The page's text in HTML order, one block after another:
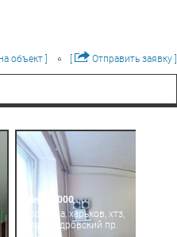
объект ] Отправить заявку ]
Ціна: 6 000
Гостинка, харьков, хтз,
александровский пр.